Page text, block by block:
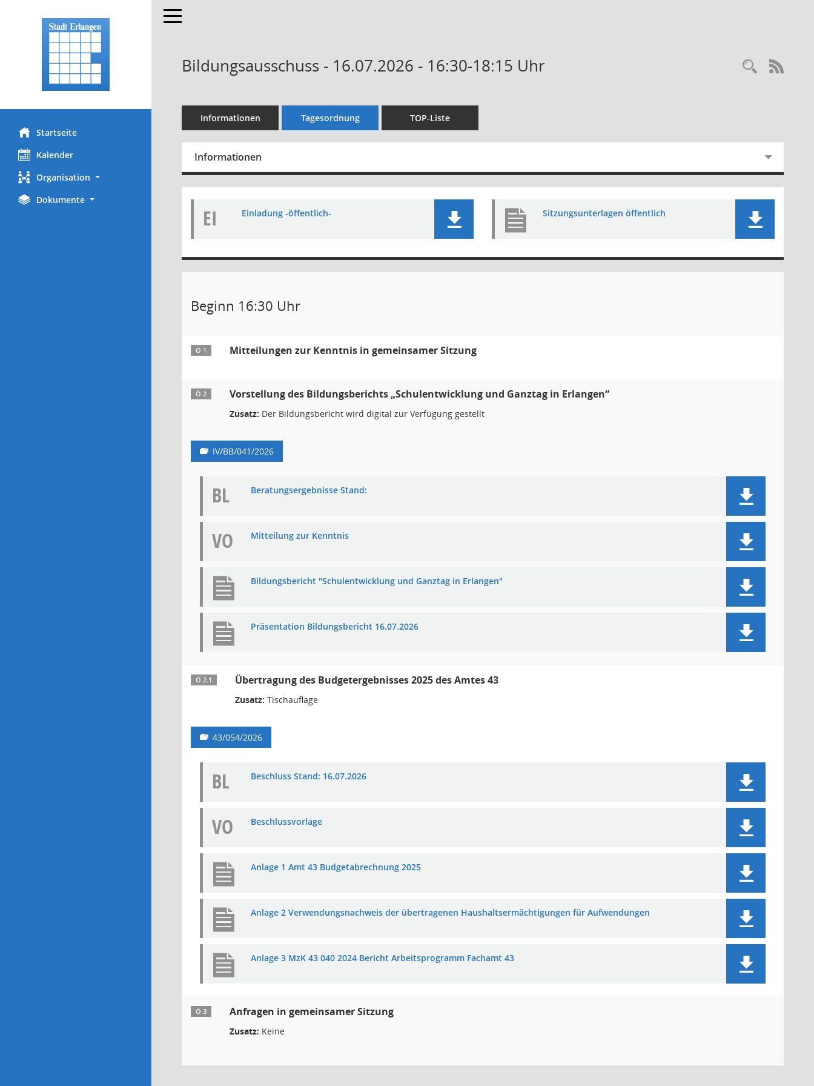
Startseite
Kalender
Organisation
Dokumente
Toggle navigation
Bildungsausschuss - 16.07.2026 - 16:30-18:15 Uhr
Informationen Tagesordnung TOP-Liste
Informationen
EI Einladung -öffentlich- Sitzungsunterlagen öffentlich
Beginn 16:30 Uhr
Ö 1 Mitteilungen zur Kenntnis in gemeinsamer Sitzung
Ö 2 Vorstellung des Bildungsberichts „Schulentwicklung und Ganztag in Erlangen“
Zusatz: Der Bildungsbericht wird digital zur Verfügung gestellt
IV/BB/041/2026
BL Beratungsergebnisse Stand:
VO Mitteilung zur Kenntnis
Bildungsbericht "Schulentwicklung und Ganztag in Erlangen"
Präsentation Bildungsbericht 16.07.2026
Ö 2.1 Übertragung des Budgetergebnisses 2025 des Amtes 43
Zusatz: Tischauflage
43/054/2026
BL Beschluss Stand: 16.07.2026
VO Beschlussvorlage
Anlage 1 Amt 43 Budgetabrechnung 2025
Anlage 2 Verwendungsnachweis der übertragenen Haushaltsermächtigungen für Aufwendungen
Anlage 3 MzK 43 040 2024 Bericht Arbeitsprogramm Fachamt 43
Ö 3 Anfragen in gemeinsamer Sitzung
Zusatz: Keine